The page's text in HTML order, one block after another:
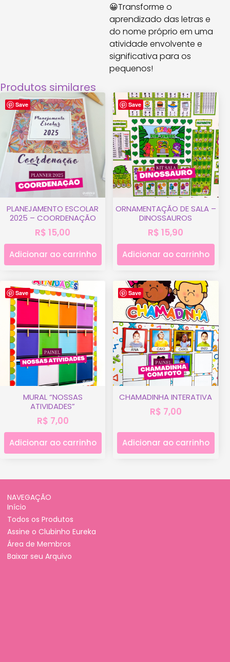
😀Transforme o
aprendizado das letras e
do nome próprio em uma
atividade envolvente e
significativa para os
pequenos!
Produtos similares
Save
PLANEJAMENTO ESCOLAR
2025 – COORDENAÇÃO
R$ 15,00
Adicionar ao carrinho
Save
ORNAMENTAÇÃO DE SALA –
DINOSSAUROS
R$ 15,90
Adicionar ao carrinho
Save
MURAL “NOSSAS
ATIVIDADES”
R$ 7,00
Adicionar ao carrinho
Save
CHAMADINHA INTERATIVA
R$ 7,00
Adicionar ao carrinho
NAVEGAÇÃO
Início
Todos os Produtos
Assine o Clubinho Eureka
Área de Membros
Baixar seu Arquivo